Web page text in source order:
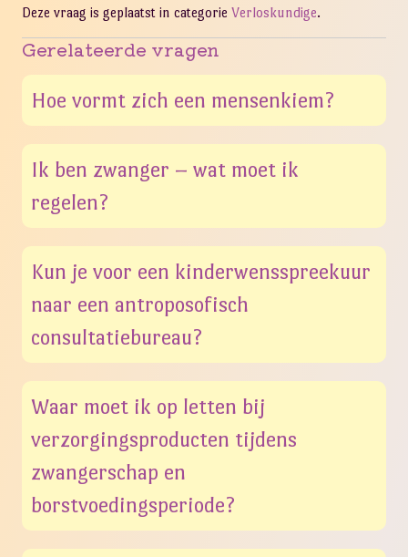
Deze vraag is geplaatst in categorie Verloskundige.
Gerelateerde vragen
Hoe vormt zich een mensenkiem?
Ik ben zwanger – wat moet ik
regelen?
Kun je voor een kinderwensspreekuur
naar een antroposofisch
consultatiebureau?
Waar moet ik op letten bij
verzorgingsproducten tijdens
zwangerschap en
borstvoedingsperiode?